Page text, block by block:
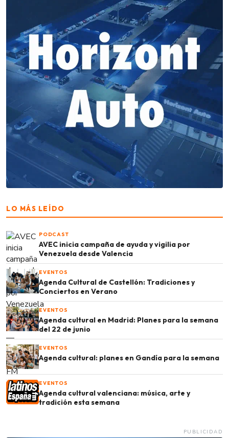
LO MÁS LEÍDO
PODCAST
AVEC inicia campaña de ayuda y vigilia por
Venezuela desde Valencia
EVENTOS
Agenda Cultural de Castellón: Tradiciones y
Conciertos en Verano
EVENTOS
Agenda cultural en Madrid: Planes para la semana
del 22 de junio
EVENTOS
Agenda cultural: planes en Gandía para la semana
EVENTOS
Agenda cultural valenciana: música, arte y
tradición esta semana
PUBLICIDAD